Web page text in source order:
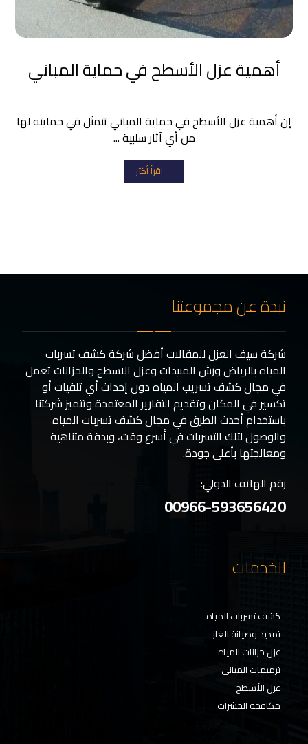
أهمية عزل الأسطح في حماية المباني
إن أهمية عزل الأسطح في حماية المباني تتمثل في حمايته لها
من أي آثار سلبية ...
اقرأ أكثر
نبذة عن مجموعتنا
شركة سيف العزل للمقالات أفضل شركة كشف تسربات
المياه بالرياض ورش المبيدات وعزل الاسطح والخزانات تعمل
في مجال كشف تسريب المياه دون إحداث أي تلفيات أو
تكسير في المكان وتقديم التقارير المعتمدة وتتميز شركتنا
باستخدام أحدث الطرق في مجال كشف تسربات المياه
والوصول لتلك التسربات في أسرع وقت، وبدقة متناهية
ومعالجتها بأعلى جودة.
رقم الهاتف الدولي:
00966-593656420
الخدمات
كشف تسربات المياه
تمديد وصيانة الغاز
عزل خزانات المياه
ترميمات المباني
عزل الأسطح
مكافحة الحشرات